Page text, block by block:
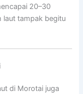
20–30
laut tampak begitu
di Morotai juga